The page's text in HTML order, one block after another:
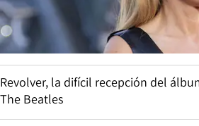
Revolver, la difícil recepción del
The Beatles